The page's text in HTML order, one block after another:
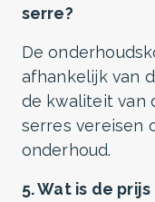
serre?
De
afhankelijk van
de kwaliteit van
serres vereisen
onderhoud.
5. Wat is de